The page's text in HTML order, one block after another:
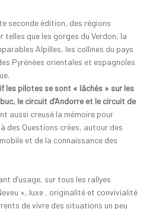
seconde édition, des régions
telles que les gorges du Verdon, la
Alpilles, les collines du pays
Pyrénées orientales et espagnoles
les pilotes se sont « lâchés » sur les
le circuit d’Andorre et le circuit de
aussi creusé la mémoire pour
des Questions crées, autour des
et de la connaissance des
d’usage, sur tous les rallyes
», luxe , originalité et convivialité
de vivre des situations un peu